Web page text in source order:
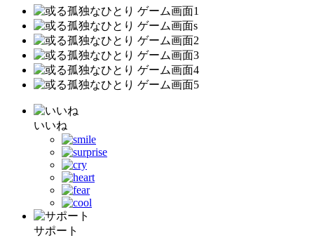
いいね
サポート